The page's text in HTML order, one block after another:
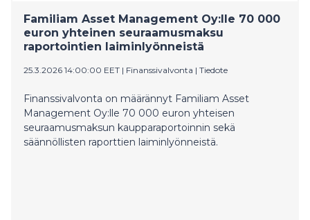
Familiam Asset Management Oy:lle 70 000
euron yhteinen seuraamusmaksu
raportointien laiminlyönneistä
25.3.2026 14:00:00 EET | Finanssivalvonta | Tiedote
Finanssivalvonta on määrännyt Familiam Asset
Management Oy:lle 70 000 euron yhteisen
seuraamusmaksun kaupparaportoinnin sekä
säännöllisten raporttien laiminlyönneistä.